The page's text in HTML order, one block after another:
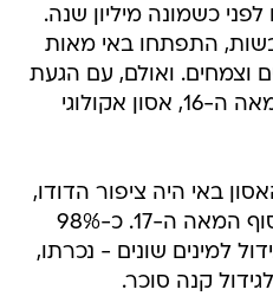
כשמונה מיליון שנה.
התפתחו באי מאות
וצמחים. ואולם, עם הגעת
האירופאים למאוריציוס במאה ה-16, אסון אקולוגי
באי היה ציפור הדודו,
שעל פי הסברה נכחדה בסוף המאה ה-17. כ-98%
למינים שונים - נכרתו,
קנה סוכר.